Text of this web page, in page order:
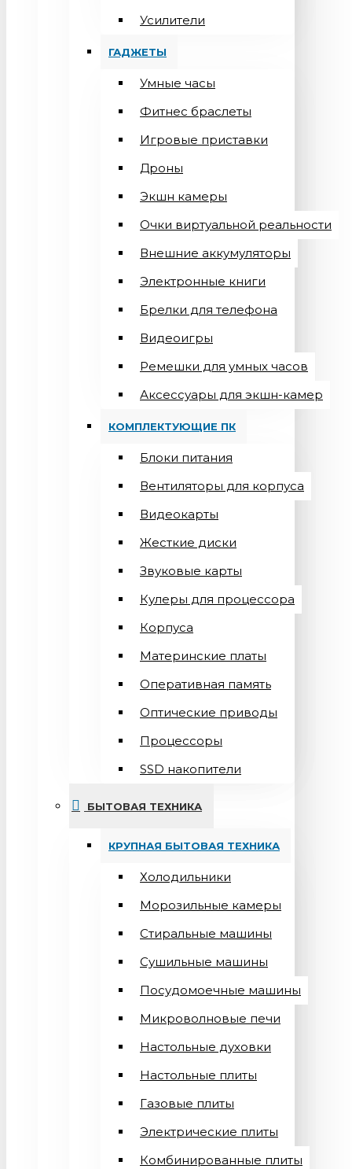
Усилители
ГАДЖЕТЫ
Умные часы
Фитнес браслеты
Игровые приставки
Дроны
Экшн камеры
Очки виртуальной реальности
Внешние аккумуляторы
Электронные книги
Брелки для телефона
Видеоигры
Ремешки для умных часов
Аксессуары для экшн-камер
КОМПЛЕКТУЮЩИЕ ПК
Блоки питания
Вентиляторы для корпуса
Видеокарты
Жесткие диски
Звуковые карты
Кулеры для процессора
Корпуса
Материнские платы
Оперативная память
Оптические приводы
Процессоры
SSD накопители
БЫТОВАЯ ТЕХНИКА
КРУПНАЯ БЫТОВАЯ ТЕХНИКА
Холодильники
Морозильные камеры
Стиральные машины
Сушильные машины
Посудомоечные машины
Микроволновые печи
Настольные духовки
Настольные плиты
Газовые плиты
Электрические плиты
Комбинированные плиты